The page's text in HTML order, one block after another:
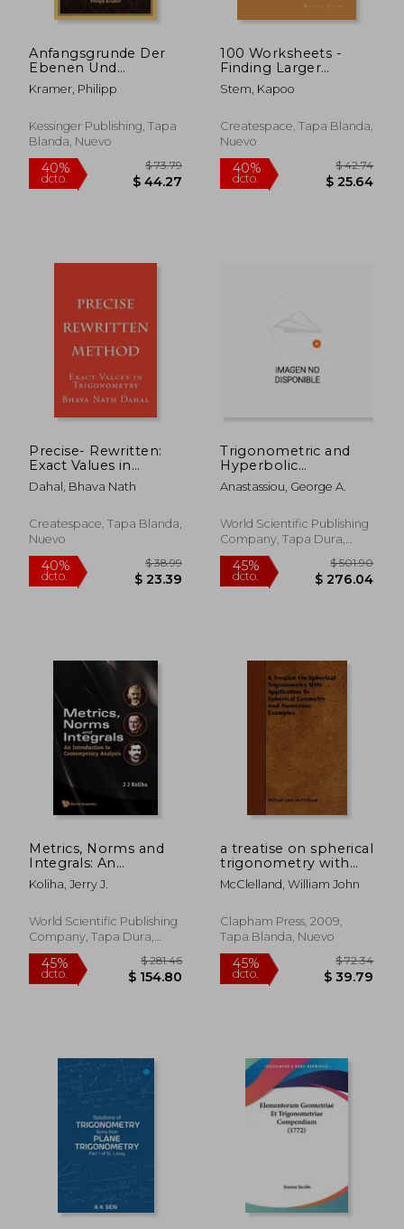
$ 29.57 $
Anfangsgrunde Der
Ebenen Und
Spharischen
Trigonometrie: Und
Auf Die Losung
Quadratischer Und
Gleichungen (1852)
(en Alemán)
Kramer, Philipp
Kessinger Publishing, Tapa
Blanda, Nuevo
40%
dcto. $ 44.27
100 Worksheets -
Finding Larger
Number of 6 Digits:
Math Practice
Stem, Kapoo
Createspace, Tapa Blanda,
Nuevo
40%
dcto. $
Precise- Rewritten:
Exact Values in
Trigonometry (en
Inglés)
Dahal, Bhava Nath
Createspace, Tapa Blanda,
Nuevo
40% $ 38.99
Trigonometric and
Hyperbolic
Generated
Approximation
Anastassiou, George A.
World Scientific Publishing
Company, Tapa Dura,
Nuevo
45% $
Metrics, Norms and
Integrals: An
Introduction to
Contemporary
Koliha, Jerry J.
World Scientific Publishing
Company, Tapa Dura,
Nuevo
a treatise on spherical
trigonometry with
application to
spherical geometry
examples (en Inglés)
McClelland, William John
Clapham Press, 2009,
Tapa Blanda, Nuevo